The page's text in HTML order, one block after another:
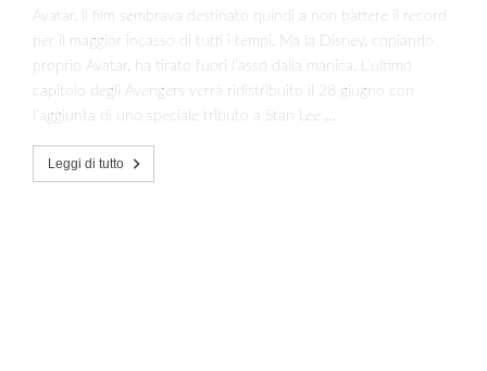
Avatar. Il film sembrava destinato quindi a non battere il record
per il maggior incasso di tutti i tempi. Ma la Disney, copiando
proprio Avatar, ha tirato fuori l’asso dalla manica. L’ultimo
capitolo degli Avengers verrà ridistribuito il 28 giugno con
l’aggiunta di uno speciale tributo a Stan Lee …
Leggi di tutto